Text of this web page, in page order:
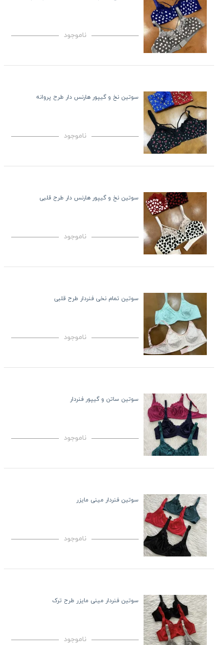
ناموجود
سوتین نخ و گیپور هارنس دار طرح پروانه
ناموجود
سوتین نخ و گیپور هارنس دار طرح قلبی
ناموجود
سوتین تمام نخی فنردار طرح قلبی
ناموجود
سوتین ساتن و گیپور فنردار
ناموجود
سوتین فنردار مینی مایزر
ناموجود
سوتین فنردار مینی مایزر طرح ترک
ناموجود